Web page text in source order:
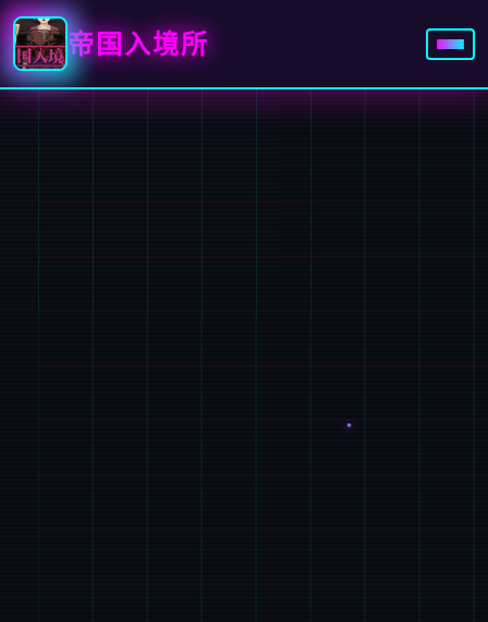
帝国入境所